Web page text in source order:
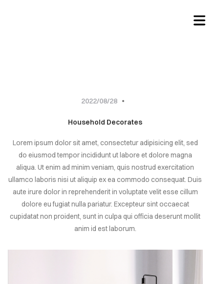
2022/08/28
Household Decorates
Lorem ipsum dolor sit amet, consectetur adipisicing elit, sed
do eiusmod tempor incididunt ut labore et dolore magna
aliqua. Ut enim ad minim veniam, quis nostrud exercitation
ullamco laboris nisi ut aliquip ex ea commodo consequat. Duis
aute irure dolor in reprehenderit in voluptate velit esse cillum
dolore eu fugiat nulla pariatur. Excepteur sint occaecat
cupidatat non proident, sunt in culpa qui officia deserunt mollit
anim id est laborum.